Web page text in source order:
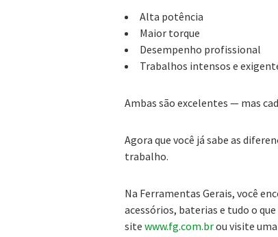
Alta potência
Maior torque
Desempenho profissional
Trabalhos intensos e
Ambas são excelentes — mas
Agora que você já sabe as
trabalho.
Na Ferramentas Gerais, você
acessórios, baterias e tudo o
site www.fg.com.brou visite